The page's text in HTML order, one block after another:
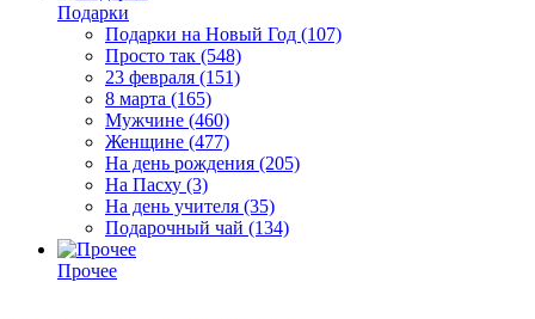
Подарки
Подарки на Новый Год (107)
Просто так (548)
23 февраля (151)
8 марта (165)
Мужчине (460)
Женщине (477)
На день рождения (205)
На Пасху (3)
На день учителя (35)
Подарочный чай (134)
Прочее